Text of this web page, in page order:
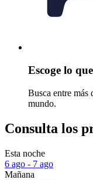
Escoge lo
Busca entre más
mundo.
Consulta los
Esta noche
6 ago - 7 ago
Mañana